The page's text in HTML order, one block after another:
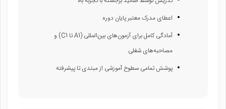
اعطای مدرک معتبر پایان دوره
آمادگی کامل برای آزمون‌های بین‌المللی (A1 تا C1) و
مصاحبه‌های شغلی
پوشش تمامی سطوح آموزشی از مبتدی تا پیشرفته